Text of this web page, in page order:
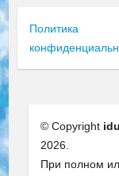
Политика
© Copyright
2026.
При полном